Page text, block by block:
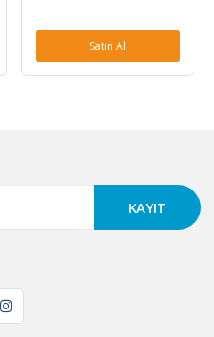
Satın Al
KAYIT